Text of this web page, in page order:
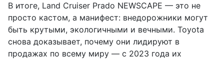
В итоге, Land Cruiser Prado NEWSCAPE — это не
просто кастом, а манифест: внедорожники могут
быть крутыми, экологичными и вечными. Toyota
снова доказывает, почему они лидируют в
продажах по всему миру — с 2023 года их